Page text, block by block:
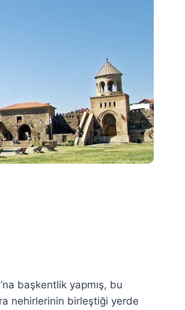
başkentlik yapmış, bu
nehirlerinin birleştiği yerde